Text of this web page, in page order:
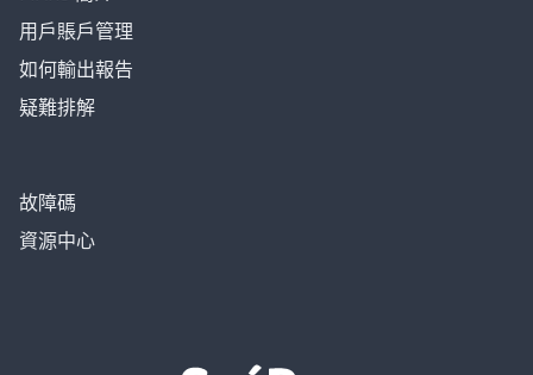
用戶賬戶管理
如何輸出報告
疑難排解
故障碼
資源中心